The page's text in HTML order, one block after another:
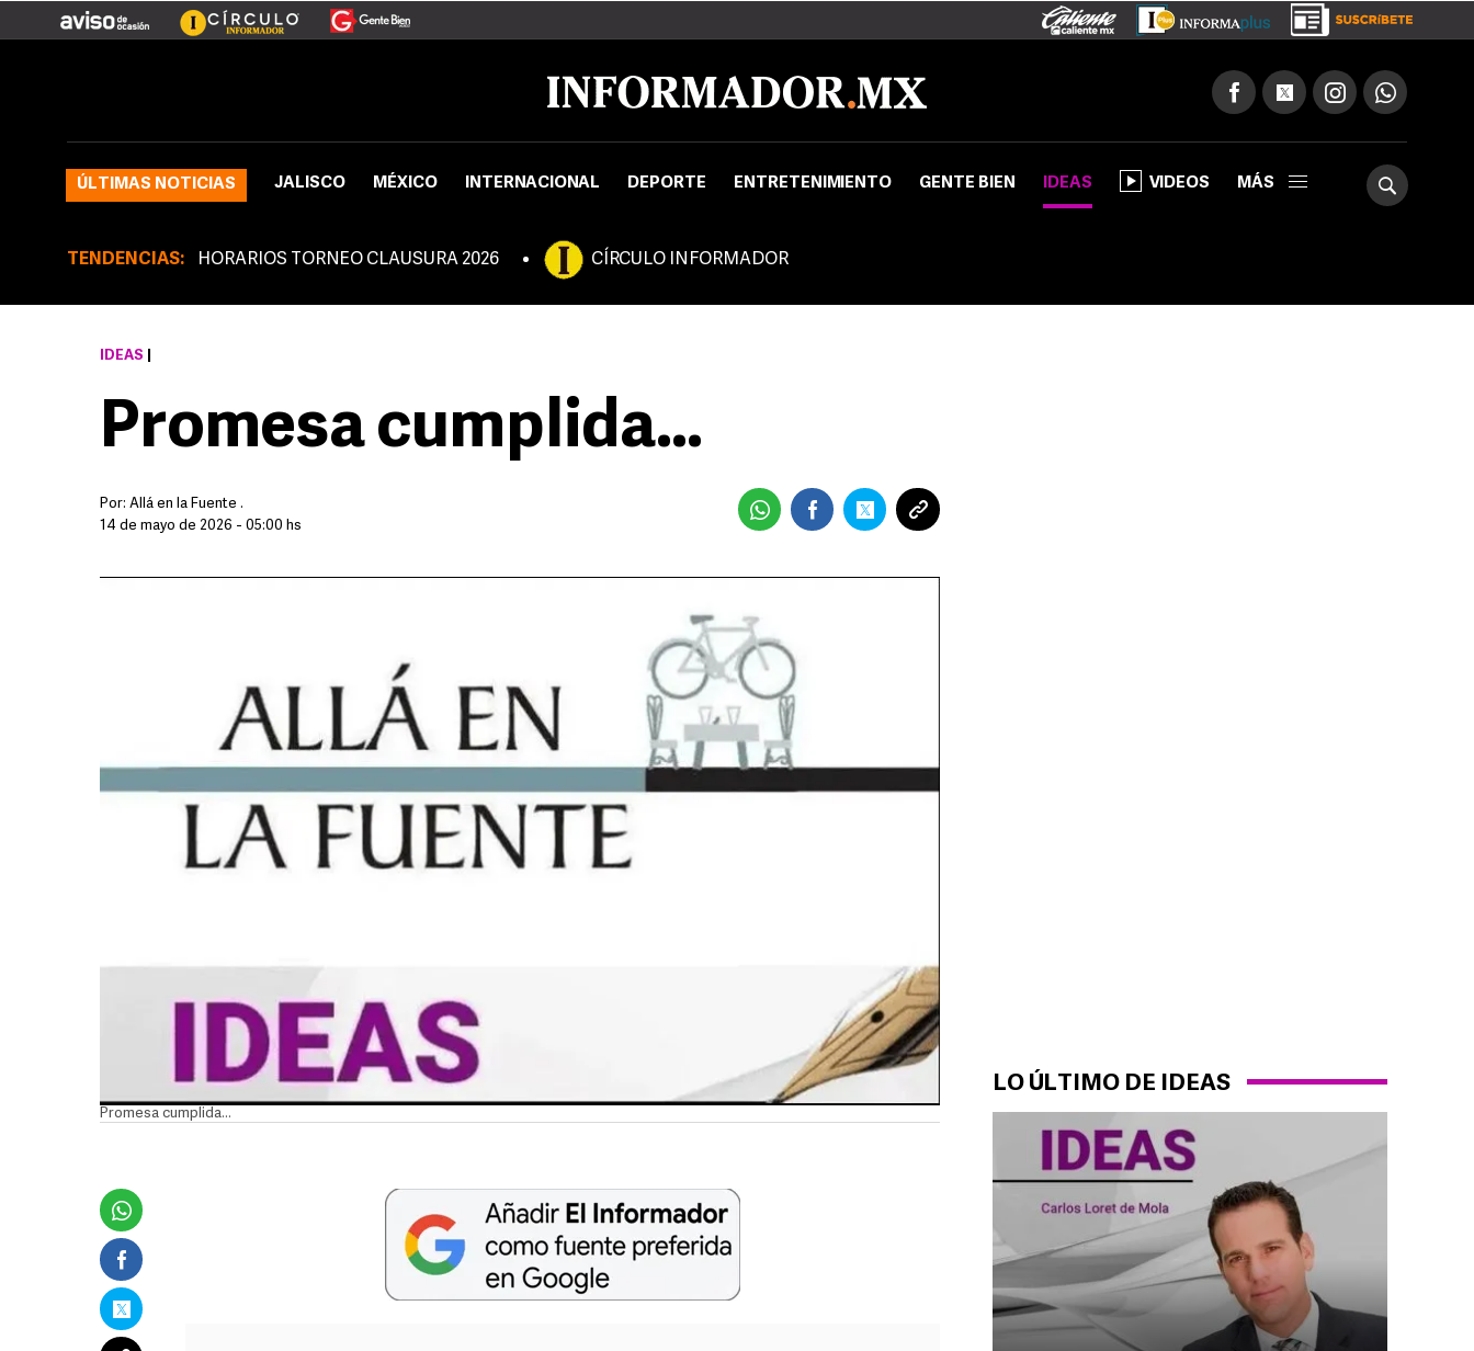
ÚLTIMAS NOTICIAS JALISCO MÉXICO INTERNACIONAL DEPORTE ENTRETENIMIENTO GENTE BIEN IDEAS VIDEOS MÁS
TENDENCIAS: HORARIOS TORNEO CLAUSURA 2026 CÍRCULO INFORMADOR
LO ÚLTIMO DE IDEAS
IDEAS
Promesa cumplida…
Por: Allá en la Fuente .
14 de mayo de 2026 - 05:00 hs
Promesa cumplida…